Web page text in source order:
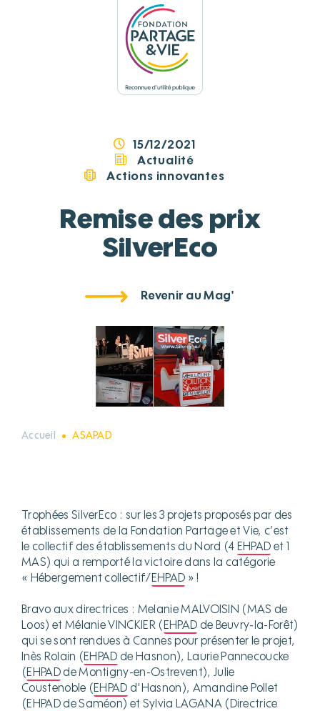
15/12/2021
Actualité
Actions innovantes
Remise des prix
SilverEco
Revenir au Mag'
Accueil ASAPAD
Trophées SilverEco : sur les 3 projets proposés par des
établissements de la Fondation Partage et Vie, c’est
le collectif des établissements du Nord (4 EHPAD et 1
MAS) qui a remporté la victoire dans la catégorie
« Hébergement collectif/ EHPAD » !
Bravo aux directrices : Melanie MALVOISIN (MAS de
Loos) et Mélanie VINCKIER ( EHPAD de Beuvry-la-Forêt)
qui se sont rendues à Cannes pour présenter le projet,
Inès Rolain ( EHPAD de Hasnon), Laurie Pannecoucke
( EHPADde Montigny-en-Ostrevent), Julie
Coustenoble ( EHPAD d'Hasnon), Amandine Pollet
( EHPADde Saméon) et Sylvia LAGANA (Directrice
Panneau de gestion des cookies